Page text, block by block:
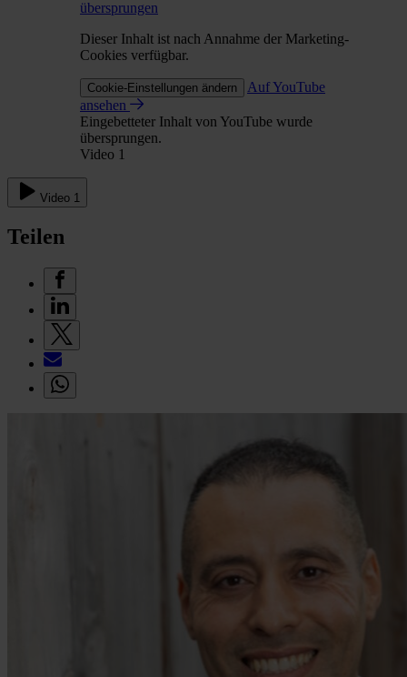
übersprungen
Dieser Inhalt ist nach Annahme der Marketing-
Cookies verfügbar.
Cookie-Einstellungen ändern
Auf YouTube
ansehen
Eingebetteter Inhalt von YouTube wurde
übersprungen.
Video 1
Video 1
Teilen